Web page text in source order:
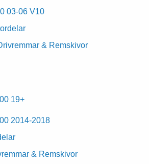
03-06 V10
& Remskivor
19+
2014-2018
& Remskivor